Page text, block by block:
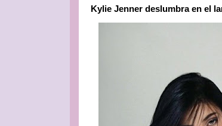
Kylie Jenner deslumbra en el